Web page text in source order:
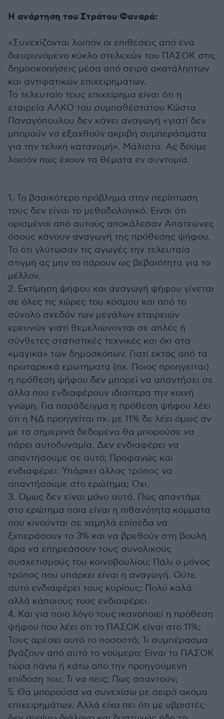
Η ανάρτηση του Στράτου Φαναρά:
«Συνεχίζονται λοιπόν οι επιθέσεις από ένα
διευρυνόμενο κύκλο στελεχών του ΠΑΣΟΚ στις
δημοσκοπήσεις μέσα από σειρά ακατάληπτων
και αντιφατικών επιχειρημάτων.
Το τελευταίο τους επιχείρημα είναι ότι η
εταιρεία ΑΛΚΟ του συμπαθέστατου Κώστα
Παναγόπουλου δεν κάνει αναγωγή «γιατί δεν
μπορούν να εξαχθούν ακριβή συμπεράσματα
για την τελική κατανομή». Μάλιστα. Ας δούμε
λοιπόν πως έχουν τα θέματα εν συντομία.
1. Το βασικότερο πρόβλημα στην περίπτωση
τους δεν είναι το μεθοδολογικό. Είναι ότι
ορισμένοι από αυτούς αποκάλεσαν Απατεώνες
όσους κάνουν αναγωγή της πρόθεσης ψήφου.
Το ότι γλύτωσαν τις αγωγές την τελευταία
στιγμή ας μην το πάρουν ως βεβαιότητα για το
μέλλον.
2. Εκτίμηση ψήφου και αναγωγή ψήφου γίνεται
σε όλες τις χώρες του κόσμου και από το
σύνολο σχεδόν των μεγάλων εταιρειών
ερευνών γιατί θεμελιώνονται σε απλές ή
σύνθετες στατιστικές τεχνικές και όχι στα
«μαγικά» των δημοσκόπων. Γιατί εκτός από τα
πρωταρχικά ερωτήματα (πχ. Ποιος προηγείται)
η πρόθεση ψήφου δεν μπορεί να απαντήσει σε
άλλα που ενδιαφέρουν ιδιαίτερα την κοινή
γνώμη. Για παράδειγμα η πρόθεση ψήφου λέει
ότι η ΝΔ προηγείται πχ. με 11% δε λέει όμως αν
με τα σημερινά δεδομένα θα μπορούσε να
πάρει αυτοδυναμία. Δεν ενδιαφέρει να
απαντήσουμε σε αυτό; Προφανώς και
ενδιαφέρει. Υπάρχει άλλος τρόπος να
απαντήσουμε στο ερώτημα; Όχι.
3. Όμως δεν είναι μόνο αυτό. Πώς απαντάμε
στο ερώτημα ποια είναι η πιθανότητα κόμματα
που κινούνται σε χαμηλά επίπεδα να
ξεπεράσουν το 3% και να βρεθούν στη βουλή
άρα να επηρεάσουν τους συνολικούς
συσχετισμούς του κοινοβουλίου; Πάλι ο μόνος
τρόπος που υπάρχει είναι η αναγωγή. Ούτε
αυτό ενδιαφέρει τους κυρίους; Πολύ καλά
αλλά κάποιους τους ενδιαφέρει.
4. Και για ποιο λόγο τους ικανοποιεί η πρόθεση
ψήφου που λέει ότι το ΠΑΣΟΚ είναι στο 11%;
Τους αρέσει αυτό το ποσοστό; Τι συμπέρασμα
βγάζουν από αυτό το νούμερο; Είναι το ΠΑΣΟΚ
τώρα πάνω ή κάτω από την προηγούμενη
επίδοση του; Τι να πεις; Πως απαντούν;
5. Θα μπορούσα να συνεχίσω με σειρά ακόμα
επιχειρημάτων. Αλλά είχα πει ότι με υβριστές